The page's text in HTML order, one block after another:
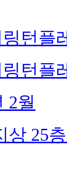
턴플
턴플
2월
상 25